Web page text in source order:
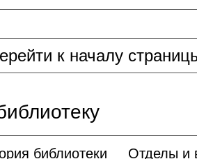
к началу
библиотеки Отделы и